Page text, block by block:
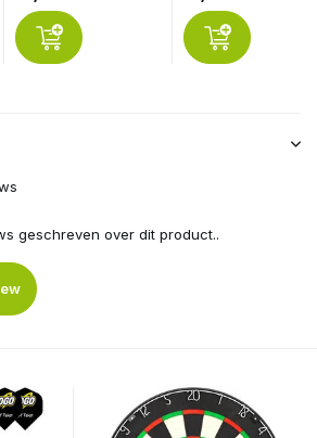
geschreven over dit product..